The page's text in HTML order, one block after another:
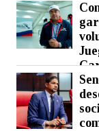
Posted on 07 Aug 2026 -